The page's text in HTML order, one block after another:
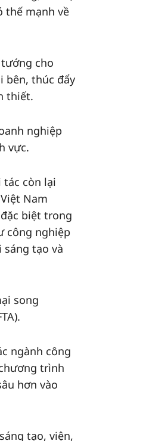
thế mạnh về
cho
bên, thúc đẩy
thiết.
nghiệp
vực.
còn lại
Nam
biệt trong
công nghiệp
tạo và
song
ngành công
trình
hơn vào
tạo, viện,